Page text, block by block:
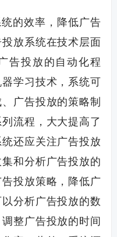
的效率，降低广告
放系统在技术层面
告投放的自动化程
学习技术，系统可
广告投放的策略制
流程，大大提高了
还应关注广告投放
和分析广告投放的
投放策略，降低广
分析广告投放的数
整广告投放的时间